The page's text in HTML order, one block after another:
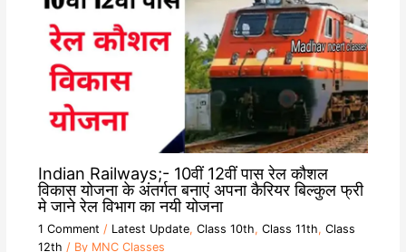
Indian Railways;- 10वीं 12वीं पास रेल कौशल
विकास योजना के अंतर्गत बनाएं अपना कैरियर बिल्कुल फ्री
मे जाने रेल विभाग का नयी योजना
1 Comment / Latest Update, Class 10th, Class 11th, Class
12th / By MNC Classes